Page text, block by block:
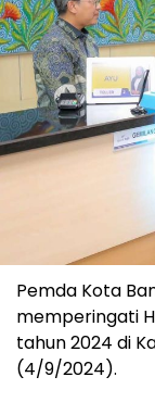
Pemda Kota
memperingati
tahun 2024 di
(4/9/2024).